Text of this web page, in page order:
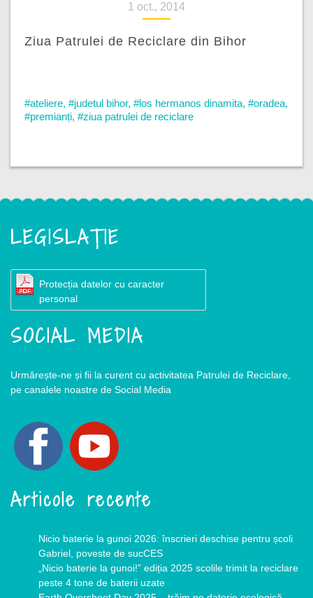
1 oct., 2014
Ziua Patrulei de Reciclare din Bihor
#ateliere, #judetul bihor, #los hermanos dinamita, #oradea,
#premianți, #ziua patrulei de reciclare
LEGISLAȚIE
Protecția datelor cu caracter
personal
SOCIAL MEDIA
Urmărește-ne și fii la curent cu activitatea Patrulei de Reciclare,
pe canalele noastre de Social Media
Articole recente
Nicio baterie la gunoi 2026: înscrieri deschise pentru școli
Gabriel, poveste de sucCES
„Nicio baterie la gunoi!” ediția 2025 scolile trimit la reciclare
peste 4 tone de baterii uzate